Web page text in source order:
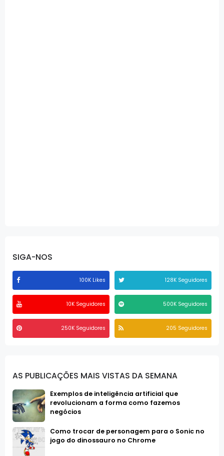
SIGA-NOS
100K Likes 128K Seguidores
10K Seguidores 500K Seguidores
250K Seguidores 205 Seguidores
AS PUBLICAÇÕES MAIS VISTAS DA SEMANA
Exemplos de inteligência artificial que
revolucionam a forma como fazemos
negócios
Como trocar de personagem para o Sonic no
jogo do dinossauro no Chrome